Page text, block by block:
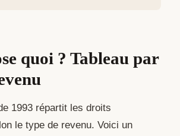
quoi ? Tableau par
1993 répartit les droits
le type de revenu. Voici un